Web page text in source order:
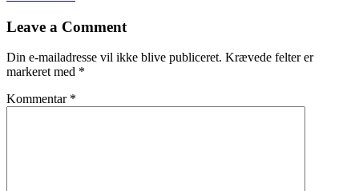
til
Leave a Comment
Din e-mailadresse vil ikke blive publiceret. Krævede felter er
markeret med *
Kommentar *